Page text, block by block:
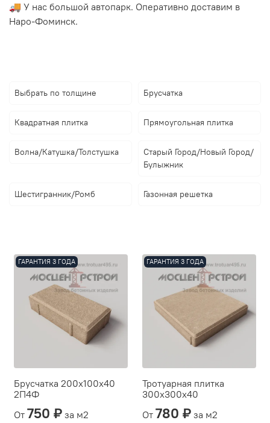
🚚 У нас большой автопарк. Оперативно доставим в
Наро-Фоминск.
Выбрать по толщине Брусчатка
Квадратная плитка Прямоугольная плитка
Волна/Катушка/Толстушка
Старый Город/Новый Город/
Булыжник
Шестигранник/Ромб Газонная решетка
ГАРАНТИЯ 3 ГОДА
Брусчатка 200х100х40
2П4Ф
От 750 ₽ за м2
ГАРАНТИЯ 3 ГОДА
Тротуарная плитка
300х300х40
От 780 ₽ за м2